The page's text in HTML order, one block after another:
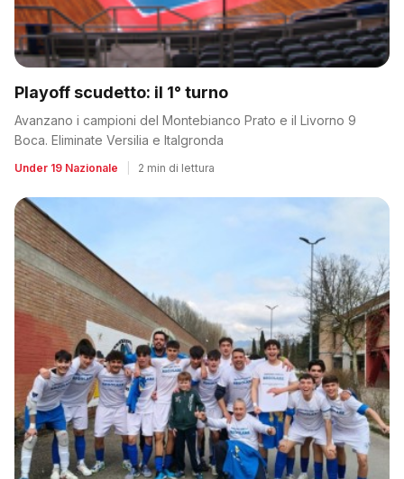
Playoff scudetto: il 1° turno
Avanzano i campioni del Montebianco Prato e il Livorno 9
Boca. Eliminate Versilia e Italgronda
Under 19 Nazionale 2 min di lettura